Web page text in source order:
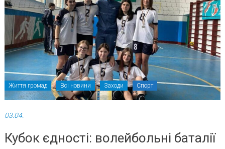
Життя громад Всі новини Заходи Спорт
03.04.
Кубок єдності: волейбольні баталії